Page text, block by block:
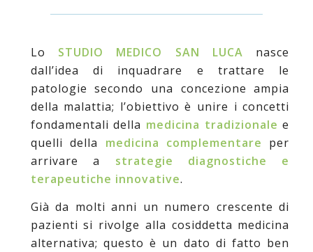
Lo STUDIO MEDICO SAN LUCA nasce
dall’idea di inquadrare e trattare le
patologie secondo una concezione ampia
della malattia; l’obiettivo è unire i concetti
fondamentali della medicina tradizionale e
quelli della medicina complementare per
arrivare a strategie diagnostiche e
terapeutiche innovative.
Già da molti anni un numero crescente di
pazienti si rivolge alla cosiddetta medicina
alternativa; questo è un dato di fatto ben